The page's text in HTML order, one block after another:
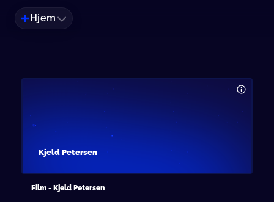
Hjem
Kjeld Petersen
Film - Kjeld Petersen